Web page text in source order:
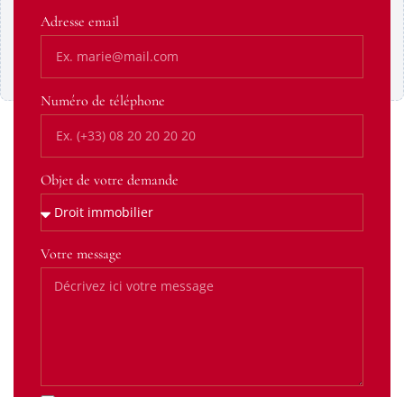
Adresse email
Numéro de téléphone
Objet de votre demande
Votre message